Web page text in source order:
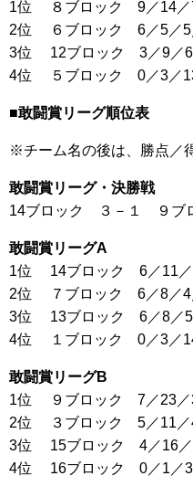
1位 ８ブロック 9／14／
2位 ６ブロック 6／5／5
3位 12ブロック 3／9／6
4位 ５ブロック 0／3／
■敢闘賞リーグ順位表
※チーム名の後は、勝点／
敢闘賞リーグ・決勝戦
14ブロック ３－１ ９ブ
敢闘賞リーグA
1位 14ブロック 6／11／
2位 ７ブロック 6／8／4
3位 13ブロック 6／8／5
4位 １ブロック 0／3／
敢闘賞リーグB
1位 ９ブロック 7／23／
2位 ３ブロック 5／11／
3位 15ブロック 4／16／
4位 16ブロック 0／1／